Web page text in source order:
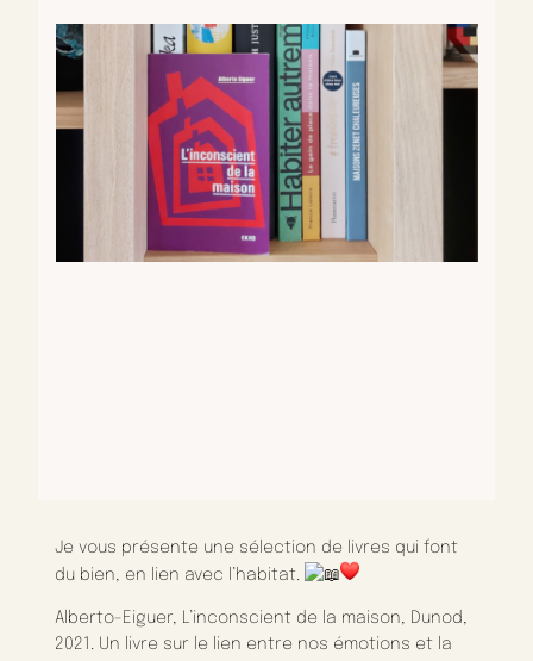
Je vous présente une sélection de livres qui font
du bien, en lien avec l’habitat.
Alberto-Eiguer, L’inconscient de la maison, Dunod,
2021. Un livre sur le lien entre nos émotions et la